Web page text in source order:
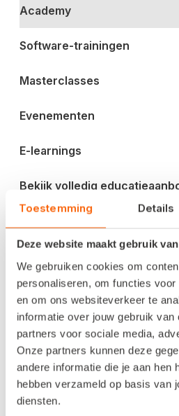
Toestemming Details
Deze website maakt gebruik
We gebruiken cookies om
personaliseren, om functies
en om ons websiteverkeer te
informatie over jouw gebruik
partners voor sociale media,
Onze partners kunnen deze
andere informatie die je aan hen
hebben verzameld op basis van
diensten.
Academy
Software-trainingen
Masterclasses
Evenementen
E-learnings
Bekijk volledig
Btw-aangifte
Ondernemen
Veiligheid